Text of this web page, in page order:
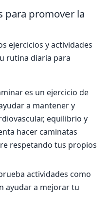
para promover la
ejercicios y actividades
rutina diaria para
es un ejercicio de
a mantener y
equilibrio y
hacer caminatas
respetando tus propios
actividades como
ayudar a mejorar tu